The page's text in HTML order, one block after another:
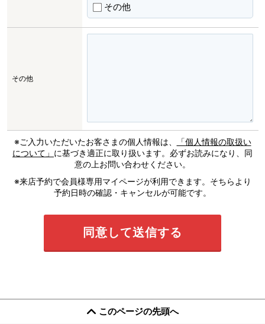
その他
その他
※ご入力いただいたお客さまの個人情報は、
「個人情報の取扱い
について」 に基づき適正に取り扱います。必ずお読みになり、同
意の上お問い合わせください。
※来店予約で会員様専用マイページが利用できます。そちらより
予約日時の確認・キャンセルが可能です。
このページの先頭へ